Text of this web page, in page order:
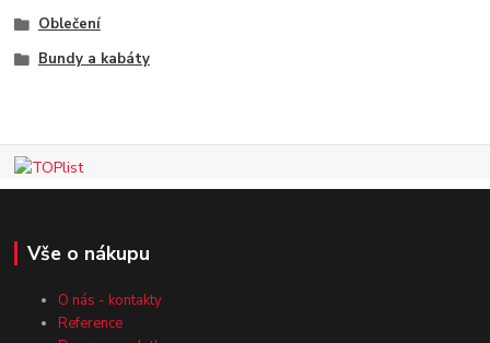
Oblečení
Bundy a kabáty
Vše o nákupu
O nás - kontakty
Reference